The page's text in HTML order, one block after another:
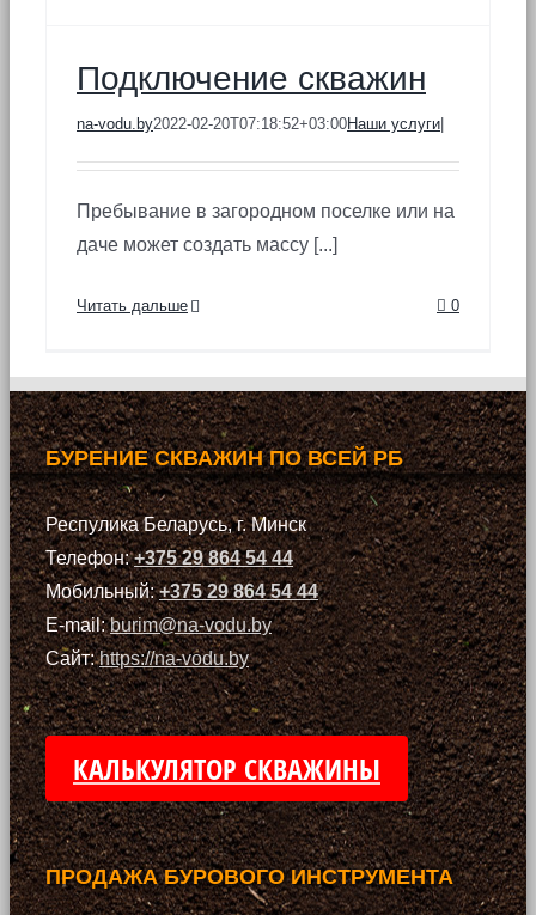
Подключение скважин
na-vodu.by2022-02-20T07:18:52+03:00Наши услуги
Пребывание в загородном поселке или на
даче может создать массу [...]
Читать дальше 0
БУРЕНИЕ СКВАЖИН ПО ВСЕЙ РБ
Респулика Беларусь, г. Минск
Телефон:+375 29 864 54 44
Мобильный:+375 29 864 54 44
E-mail:burim@na-vodu.by
Сайт:https://na-vodu.by
КАЛЬКУЛЯТОР СКВАЖИНЫ
ПРОДАЖА БУРОВОГО ИНСТРУМЕНТА